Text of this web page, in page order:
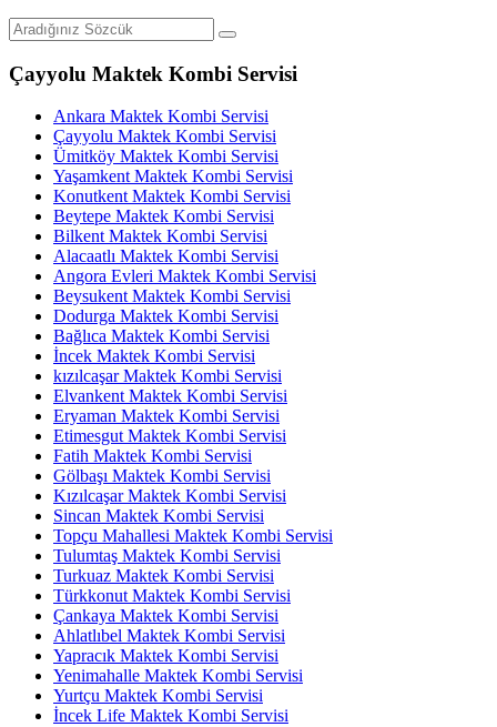
Çayyolu Maktek Kombi Servisi
Ankara Maktek Kombi Servisi
Çayyolu Maktek Kombi Servisi
Ümitköy Maktek Kombi Servisi
Yaşamkent Maktek Kombi Servisi
Konutkent Maktek Kombi Servisi
Beytepe Maktek Kombi Servisi
Bilkent Maktek Kombi Servisi
Alacaatlı Maktek Kombi Servisi
Angora Evleri Maktek Kombi Servisi
Beysukent Maktek Kombi Servisi
Dodurga Maktek Kombi Servisi
Bağlıca Maktek Kombi Servisi
İncek Maktek Kombi Servisi
kızılcaşar Maktek Kombi Servisi
Elvankent Maktek Kombi Servisi
Eryaman Maktek Kombi Servisi
Etimesgut Maktek Kombi Servisi
Fatih Maktek Kombi Servisi
Gölbaşı Maktek Kombi Servisi
Kızılcaşar Maktek Kombi Servisi
Sincan Maktek Kombi Servisi
Topçu Mahallesi Maktek Kombi Servisi
Tulumtaş Maktek Kombi Servisi
Turkuaz Maktek Kombi Servisi
Türkkonut Maktek Kombi Servisi
Çankaya Maktek Kombi Servisi
Ahlatlıbel Maktek Kombi Servisi
Yapracık Maktek Kombi Servisi
Yenimahalle Maktek Kombi Servisi
Yurtçu Maktek Kombi Servisi
İncek Life Maktek Kombi Servisi